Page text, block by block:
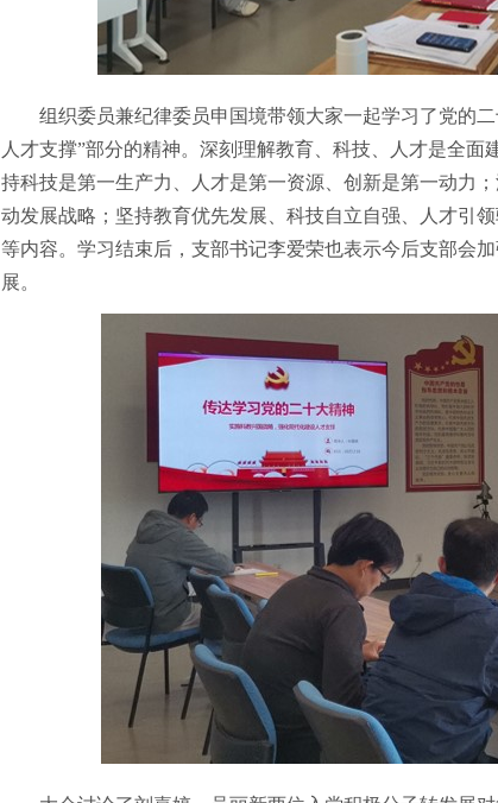
组织委员兼纪律委员申国境带领大家一起学习了党的
人才支撑”部分的精神。深刻理解教育、科技、人才是全
持科技是第一生产力、人才是第一资源、创新是第一动力 ；
动发展战略；坚持教育优先发展、科技自立自强、人才引
等内容。学习结束后，支部书记李爱荣也表示今后支部会
展。